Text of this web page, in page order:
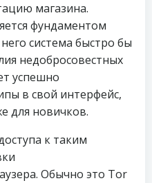
магазина.
фундаментом
система быстро бы
недобросовестных
успешно
в свой интерфейс,
для новичков.
к таким
Обычно это Tor